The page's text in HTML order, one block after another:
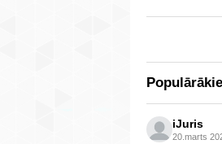
iJuris
20.marts